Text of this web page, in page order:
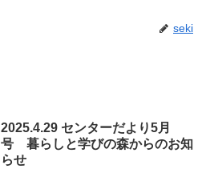
seki
2025.4.29 センターだより5月
号 暮らしと学びの森からのお知
らせ